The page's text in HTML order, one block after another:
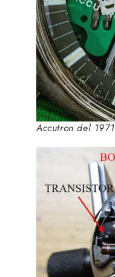
Accutron del 1971